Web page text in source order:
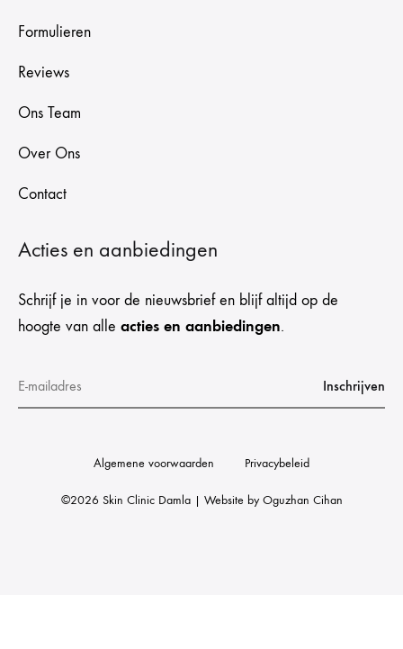
Formulieren
Reviews
Ons Team
Over Ons
Contact
Acties en aanbiedingen
Schrijf je in voor de nieuwsbrief en blijf altijd op de
hoogte van alle acties en aanbiedingen.
©2026 Skin Clinic Damla | Website byOguzhan Cihan
Algemene voorwaarden Privacybeleid